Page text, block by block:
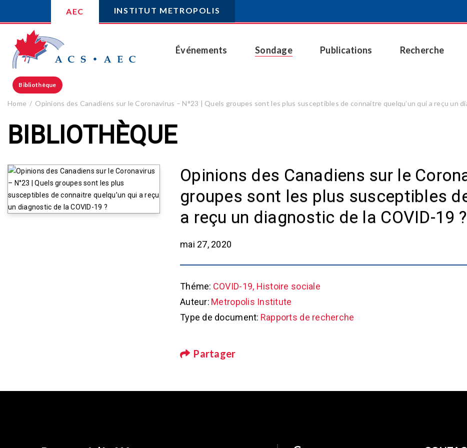
AEC INSTITUT METROPOLIS
Événements Sondage Publications Recherche
Bibliothèque
Home Opinions des Canadiens sur le Coronavirus – N°23 | Quels groupes sont les plus susceptibles de connaitre quelqu’un qui a reçu un
BIBLIOTHÈQUE
Opinions des Canadiens sur le
groupes sont les plus susceptibles
a reçu un diagnostic de la COVID-19 ?
mai 27, 2020
Théme: COVID-19, Histoire sociale
Auteur: Metropolis Institute
Type de document: Rapports de recherche
Partager